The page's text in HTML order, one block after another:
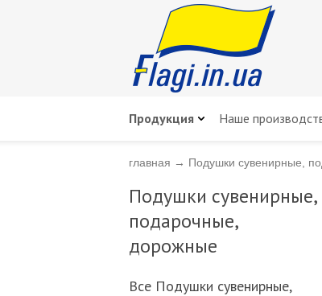
Продукция Наше
главная → Подушки сувенирные,
Подушки сувенирные,
подарочные,
дорожные
Всe Подушки сувенирные,